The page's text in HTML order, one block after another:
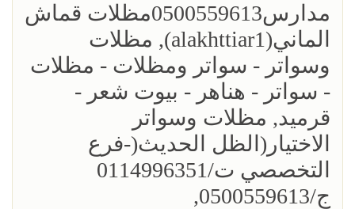
مدارس0500559613مظلات قماش
الماني(alakhttiar1), مظلات
وسواتر - سواتر ومظلات - مظلات
- سواتر - هناهر - بيوت شعر -
قرميد, مظلات وسواتر
الاختيار(الظل الحديث(-فرع
التخصصي ت/0114996351
ج/0500559613,